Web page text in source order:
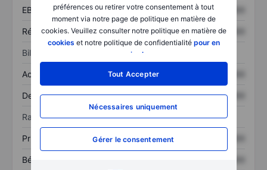
préférences ou retirer votre consentement à tout
moment via notre page de politique en matière de
cookies. Veuillez consulter notre politique en matière de
cookies et notre politique de confidentialité pour en
savoir plus
Tout Accepter
Nécessaires uniquement
Gérer le consentement
EBITDA XXXXXXX XXXXXXX
Résultat net XXXXXXX XXXXXXX
Bilan
Actif total XXXXXXX
Dette totale XXXXXXX XXXXXXX
Ratios
Prix / ventes XXXXXXX
Bénéfice par action